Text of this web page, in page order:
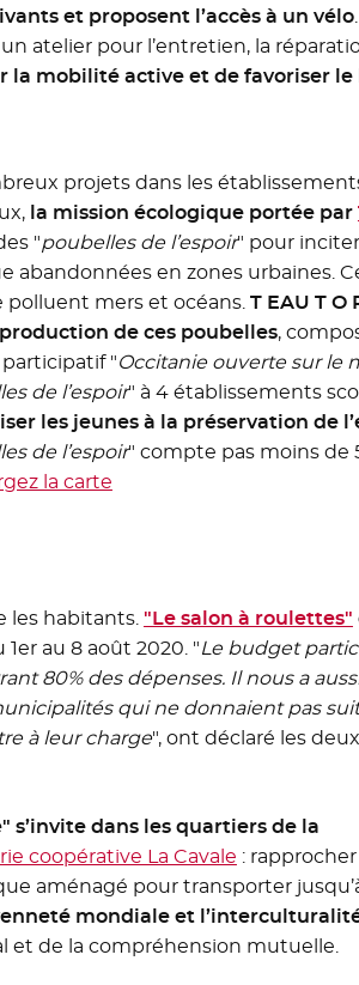
et proposent l’accès à un vélo
atelier pour l’entretien, la
la mobilité active et de favoriser le
projets dans les
la mission écologique portée par
"poubelles de l’espoir" pour
abandonnées en zones urbaines.
polluent mers et océans. T EAU T
de ces poubelles,
"Occitanie ouverte sur le
de l’espoir" à 4 établissements
les jeunes à la préservation de
de l’espoir" compte pas moins de
la carte
les habitants. "Le salon à roulettes"
1er au 8 août 2020. "Le budget
80% des dépenses. Il nous a
qui ne donnaient pas
à leur charge", ont déclaré les deux
s’invite dans les quartiers de la
coopérative La Cavale - Nouvelle
:
aménagé pour transporter
mondiale et
et de la compréhension mutuelle.